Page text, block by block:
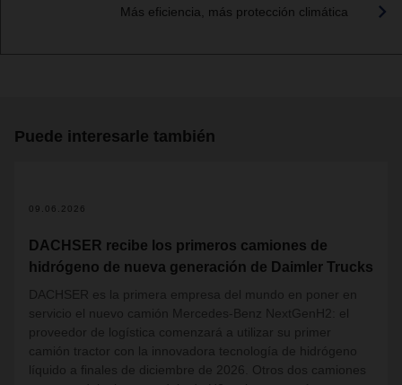
Más eficiencia, más protección climática
Puede interesarle también
09.06.2026
DACHSER recibe los primeros camiones de
hidrógeno de nueva generación de Daimler Trucks
DACHSER es la primera empresa del mundo en poner en
servicio el nuevo camión Mercedes-Benz NextGenH2: el
proveedor de logística comenzará a utilizar su primer
camión tractor con la innovadora tecnología de hidrógeno
líquido a finales de diciembre de 2026. Otros dos camiones